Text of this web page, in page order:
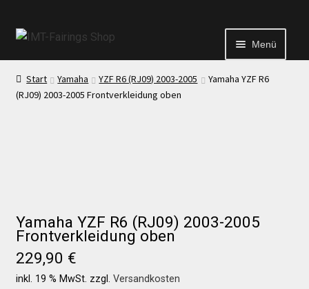
Menü
Start
News
News
Start Yamaha YZF R6 (RJ09) 2003-2005
Yamaha YZF R6
(RJ09) 2003-2005 Frontverkleidung oben
Yamaha YZF R6 (RJ09) 2003-2005
Frontverkleidung oben
229,90 €
inkl. 19 % MwSt. zzgl. Versandkosten